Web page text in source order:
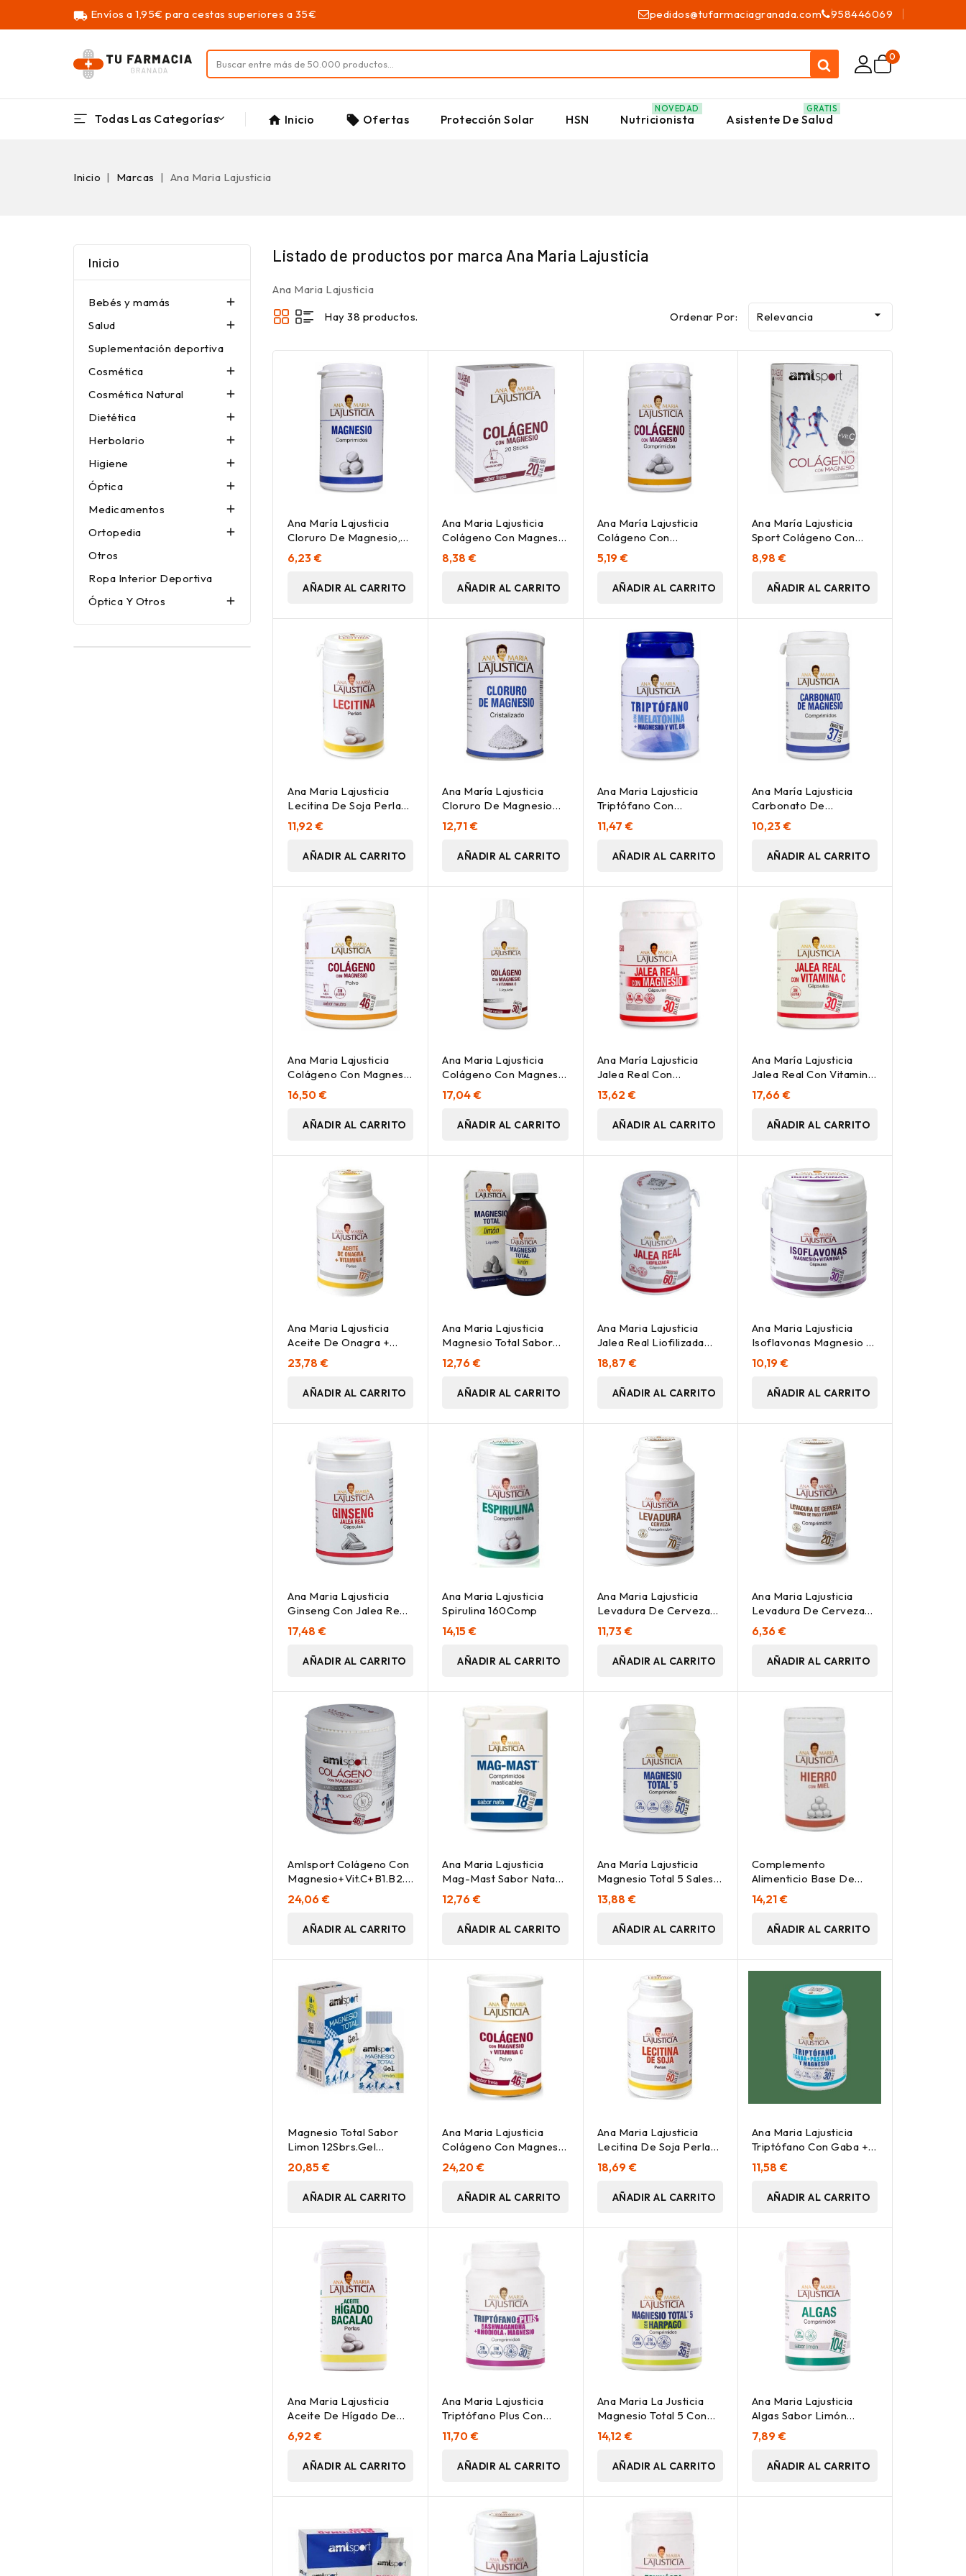
local_shipping Envíos a 1,95€ para cestas superiores a 35€ pedidos@tufarmaciagranada.com 958446069
0
Todas Las Categorías home Inicio local_offer Ofertas Protección Solar HSN Nutricionista
NOVEDAD
Asistente De Salud
GRATIS
Inicio Marcas Ana Maria Lajusticia
Inicio
Bebés y mamás 
Salud 
Suplementación deportiva
Cosmética

Cosmética Natural 
Dietética 
Herbolario 
Higiene 
Óptica 
Medicamentos 
Ortopedia 
Otros
Ropa Interior Deportiva
Óptica Y Otros

Listado de productos por marca Ana Maria Lajusticia
Ana Maria Lajusticia
Hay 38 productos.
Ordenar Por: Relevancia 
Ana María Lajusticia
Cloruro De Magnesio,
147 Comprimidos
6,23 €
AÑADIR AL CARRITO
Ana Maria Lajusticia
Colágeno Con Magnesio
Sabor Fresa 20 Sticks
8,38 €
AÑADIR AL CARRITO
Ana María Lajusticia
Colágeno Con
Magnesio, 75
Comprimidos
5,19 €
AÑADIR AL CARRITO
Ana María Lajusticia
Sport Colágeno Con
Magnesio + Vitamina C,
20 Uds
8,98 €
AÑADIR AL CARRITO
Ana Maria Lajusticia
Lecitina De Soja Perlas
90Uds
11,92 €
AÑADIR AL CARRITO
Ana María Lajusticia
Cloruro De Magnesio
Cristalizado, 400 G
12,71 €
AÑADIR AL CARRITO
Ana Maria Lajusticia
Triptófano Con
Melatonina + Magnesio
Y B6 60Comp
11,47 €
AÑADIR AL CARRITO
Ana María Lajusticia
Carbonato De
Magnesio, 75
Comprimidos
10,23 €
AÑADIR AL CARRITO
Ana Maria Lajusticia
Colágeno Con Magnesio
Sabor Neutro 350G
16,50 €
AÑADIR AL CARRITO
Ana Maria Lajusticia
Colágeno Con Magnesio
Y Vitc Sabor Cereza 1L
17,04 €
AÑADIR AL CARRITO
Ana María Lajusticia
Jalea Real Con
Magnesio, 60 Cápsulas
13,62 €
AÑADIR AL CARRITO
Ana María Lajusticia
Jalea Real Con Vitamina
C, 60 Cápsulas
17,66 €
AÑADIR AL CARRITO
Ana Maria Lajusticia
Aceite De Onagra +
Vitamina E 275 Perlas
23,78 €
AÑADIR AL CARRITO
Ana Maria Lajusticia
Magnesio Total Sabor
Limón 200Ml
12,76 €
AÑADIR AL CARRITO
Ana Maria Lajusticia
Jalea Real Liofilizada
60Caps
18,87 €
AÑADIR AL CARRITO
Ana Maria Lajusticia
Isoflavonas Magnesio +
Vitamina E 30Caps
10,19 €
AÑADIR AL CARRITO
Ana Maria Lajusticia
Ginseng Con Jalea Real
60Caps
17,48 €
AÑADIR AL CARRITO
Ana Maria Lajusticia
Spirulina 160Comp
14,15 €
AÑADIR AL CARRITO
Ana Maria Lajusticia
Levadura De Cerveza
280Comp
11,73 €
AÑADIR AL CARRITO
Ana Maria Lajusticia
Levadura De Cerveza
80Comp
6,36 €
AÑADIR AL CARRITO
Amlsport Colágeno Con
Magnesio+Vit.C+B1.B2.B6
Polvo Fresa 350Gr
24,06 €
AÑADIR AL CARRITO
Ana Maria Lajusticia
Mag-Mast Sabor Nata
36Comp Masticables
12,76 €
AÑADIR AL CARRITO
Ana María Lajusticia
Magnesio Total 5 Sales,
100 Comprimidos
13,88 €
AÑADIR AL CARRITO
Complemento
Alimenticio Base De
Miel Y Hierro 135 Gr
14,21 €
AÑADIR AL CARRITO
Magnesio Total Sabor
Limon 12Sbrs.Gel
Amlsport
20,85 €
AÑADIR AL CARRITO
Ana Maria Lajusticia
Colágeno Con Magnesio
Y Vitamina C Sabor
Fresa 350G
24,20 €
AÑADIR AL CARRITO
Ana Maria Lajusticia
Lecitina De Soja Perlas
300Uds
18,69 €
AÑADIR AL CARRITO
Ana Maria Lajusticia
Triptófano Con Gaba +
Pasiflora Y Magnesio
60Comp
11,58 €
AÑADIR AL CARRITO
Ana Maria Lajusticia
Aceite De Hígado De
Bacalao 90 Perlas
6,92 €
AÑADIR AL CARRITO
Ana Maria Lajusticia
Triptófano Plus Con
Ashwagandha +
Rhodiola Y Magnesio
60Comp
11,70 €
AÑADIR AL CARRITO
Ana Maria La Justicia
Magnesio Total 5 Con
Harpagofito 70
Comprimidos
14,12 €
AÑADIR AL CARRITO
Ana Maria Lajusticia
Algas Sabor Limón
104Comp
7,89 €
AÑADIR AL CARRITO